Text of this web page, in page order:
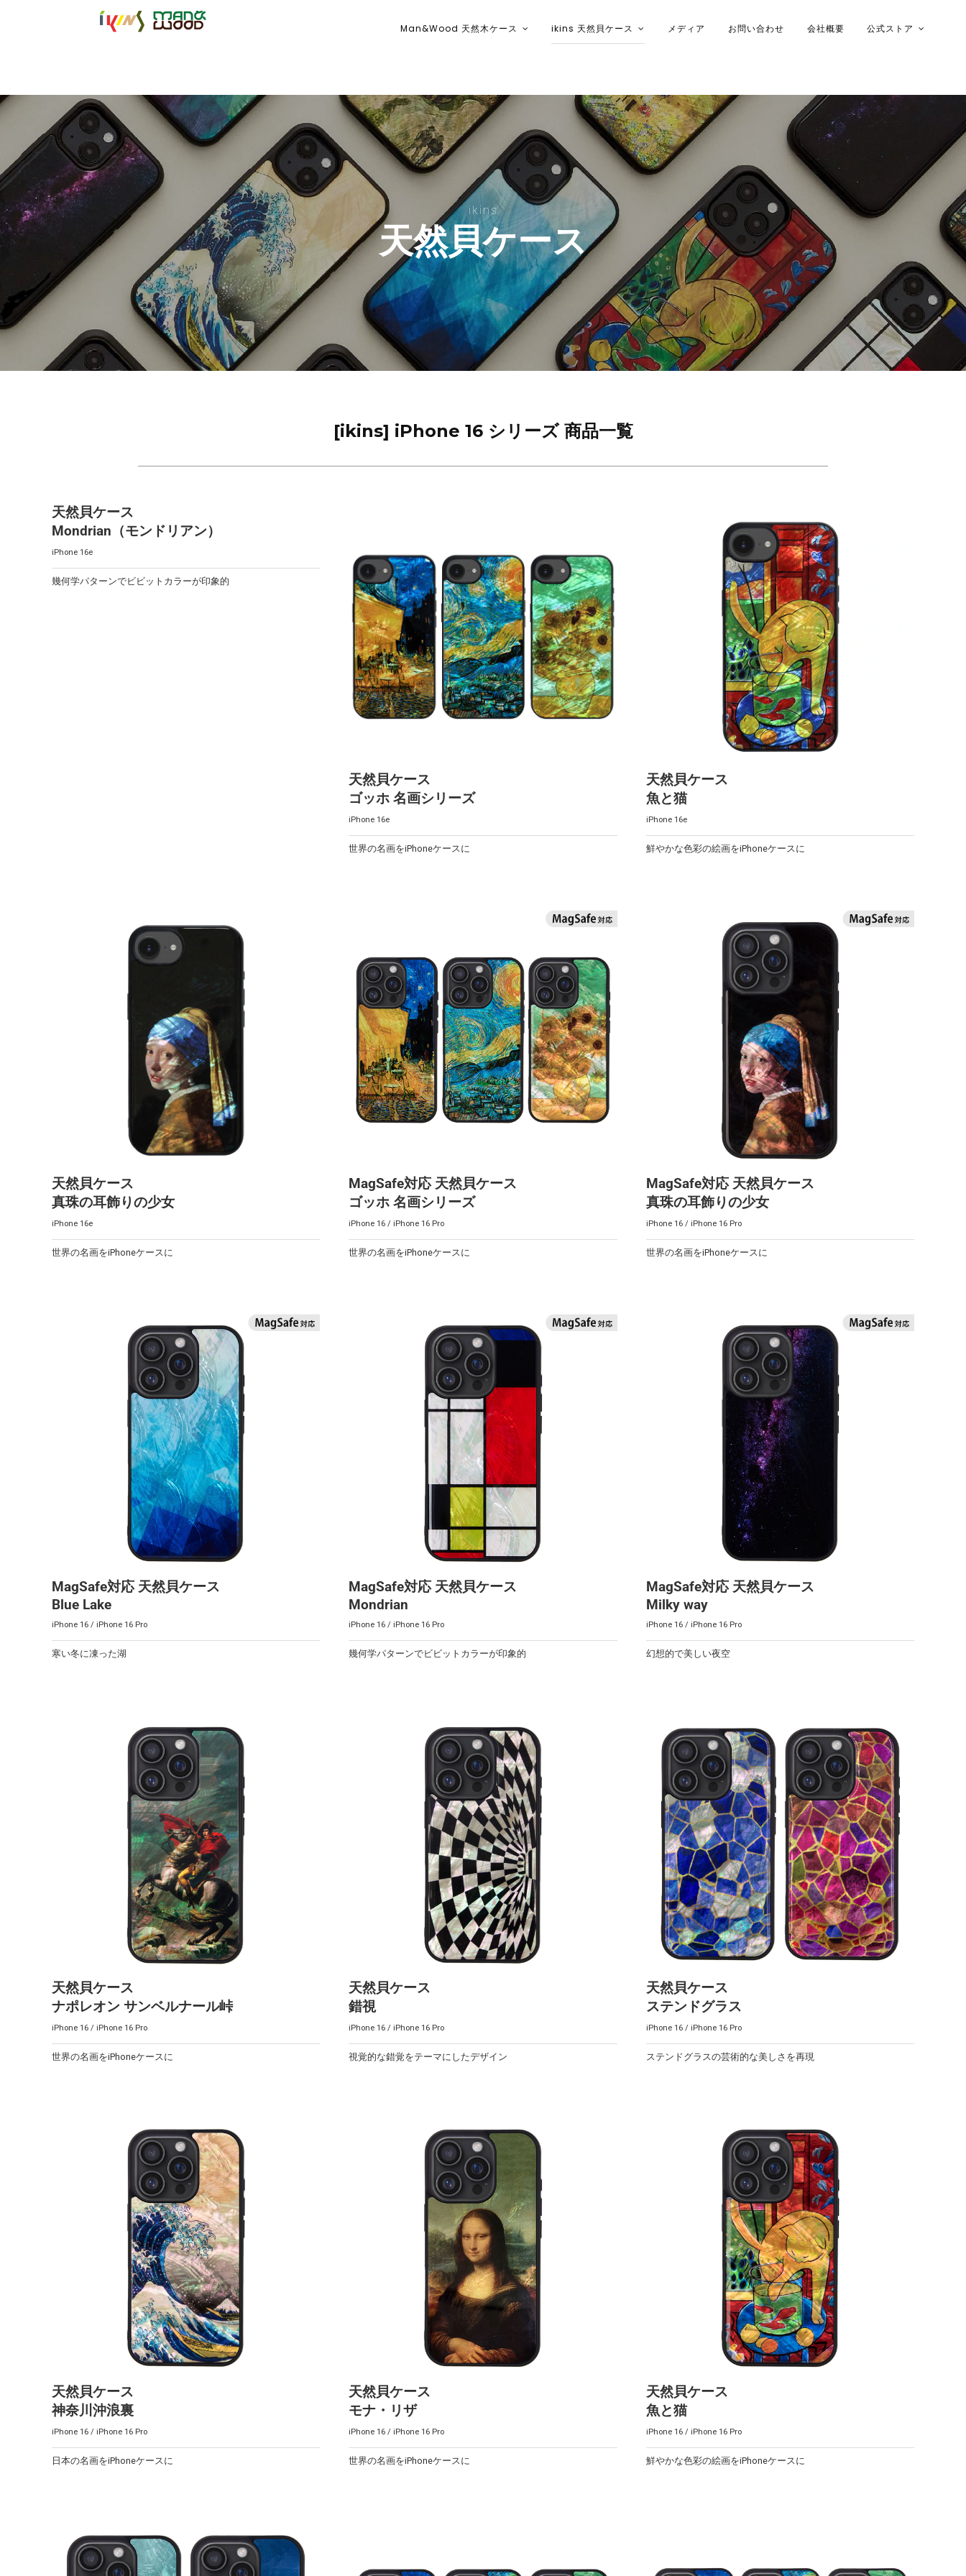
【公式サイト】ikins天然貝ケース｜Man&Wood天然木ケース
Man&Wood 天然木ケース ikins 天然貝ケース メディア お問い合わせ 会社概要 公式ストア
ikins
天然貝ケース
[ikins] iPhone 16 シリーズ 商品一覧
天然貝ケース
Mondrian（モンドリアン）
iPhone 16e
幾何学パターンでビビットカラーが印象的
天然貝ケース
ゴッホ 名画シリーズ
iPhone 16e
世界の名画をiPhoneケースに
天然貝ケース
魚と猫
iPhone 16e
鮮やかな色彩の絵画をiPhoneケースに
天然貝ケース
真珠の耳飾りの少女
iPhone 16e
世界の名画をiPhoneケースに
MagSafe対応 天然貝ケース
ゴッホ 名画シリーズ
iPhone 16 / iPhone 16 Pro
世界の名画をiPhoneケースに
MagSafe対応 天然貝ケース
真珠の耳飾りの少女
iPhone 16 / iPhone 16 Pro
世界の名画をiPhoneケースに
MagSafe対応 天然貝ケース
Blue Lake
iPhone 16 / iPhone 16 Pro
寒い冬に凍った湖
MagSafe対応 天然貝ケース
Mondrian
iPhone 16 / iPhone 16 Pro
幾何学パターンでビビットカラーが印象的
MagSafe対応 天然貝ケース
Milky way
iPhone 16 / iPhone 16 Pro
幻想的で美しい夜空
天然貝ケース
ナポレオン サンベルナール峠
iPhone 16 / iPhone 16 Pro
世界の名画をiPhoneケースに
天然貝ケース
錯視
iPhone 16 / iPhone 16 Pro
視覚的な錯覚をテーマにしたデザイン
天然貝ケース
ステンドグラス
iPhone 16 / iPhone 16 Pro
ステンドグラスの芸術的な美しさを再現
天然貝ケース
神奈川沖浪裏
iPhone 16 / iPhone 16 Pro
日本の名画をiPhoneケースに
天然貝ケース
モナ・リザ
iPhone 16 / iPhone 16 Pro
世界の名画をiPhoneケースに
天然貝ケース
魚と猫
iPhone 16 / iPhone 16 Pro
鮮やかな色彩の絵画をiPhoneケースに